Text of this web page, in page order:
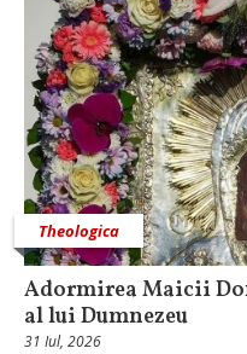
Theologica
Adormirea Maicii
al lui Dumnezeu
31 Iul, 2026